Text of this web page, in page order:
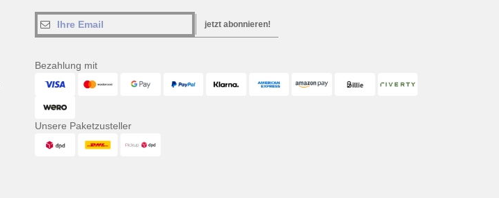
jetzt abonnieren!
Bezahlung mit
Unsere Paketzusteller